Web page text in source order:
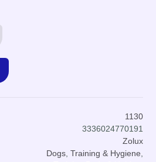
1130
3336024770191
Zolux
Dogs, Training & Hygiene